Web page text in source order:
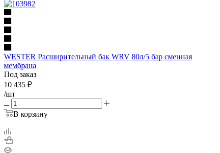
WESTER Расширительный бак WRV 80л/5 бар сменная
мембрана
Под заказ
10 435 ₽
/шт
В корзину